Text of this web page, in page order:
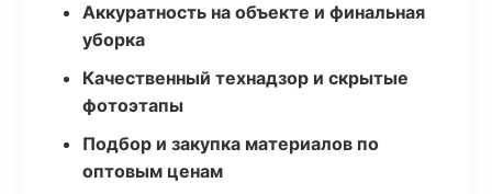
Аккуратность на объекте и финальная
уборка
Качественный технадзор и скрытые
фотоэтапы
Подбор и закупка материалов по
оптовым ценам